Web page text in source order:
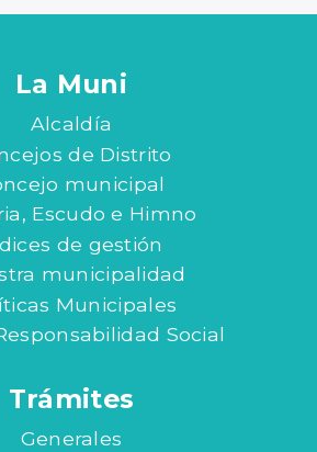
La Muni
Alcaldía
de Distrito
municipal
Escudo e Himno
de gestión
municipalidad
Municipales
Social
Trámites
Generales